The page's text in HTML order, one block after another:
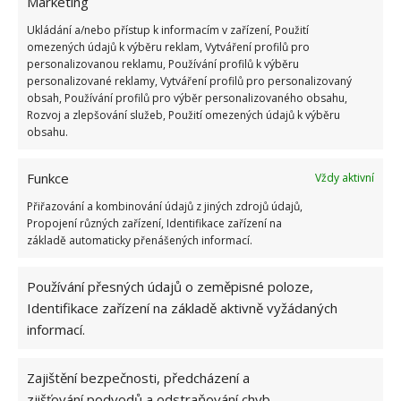
Ukládání a/nebo přístup k informacím v zařízení, Použití
omezených údajů k výběru reklam, Vytváření profilů pro
personalizovanou reklamu, Používání profilů k výběru
personalizované reklamy, Vytváření profilů pro personalizovaný
obsah, Používání profilů pro výběr personalizovaného obsahu,
Rozvoj a zlepšování služeb, Použití omezených údajů k výběru
obsahu.
Funkce
Vždy aktivní
Přiřazování a kombinování údajů z jiných zdrojů údajů,
Propojení různých zařízení, Identifikace zařízení na
základě automaticky přenášených informací.
Používání přesných údajů o zeměpisné poloze,
Identifikace zařízení na základě aktivně vyžádaných
informací.
Zajištění bezpečnosti, předcházení a